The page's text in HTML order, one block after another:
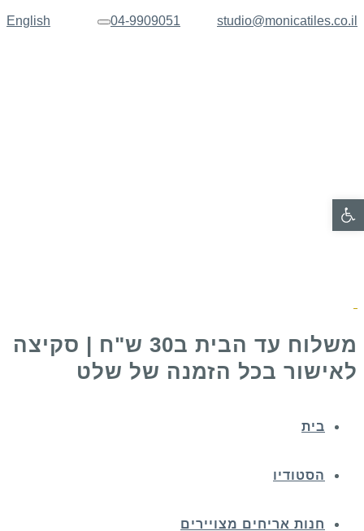
English studio@monicatiles.co.il
04-9909051 תפריט
משלוח עד הבית ב30 ש"ח | סקיצה
לאישור בכל הזמנה של שלט
בית
הסטודיו
חנות אריחים מצויירים
פתח סרגל נגישות